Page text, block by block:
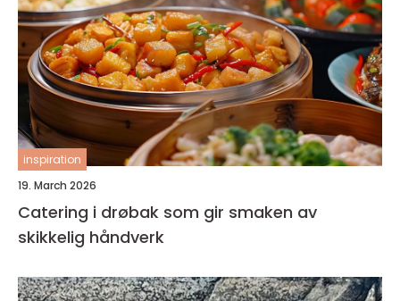
inspiration
19. March 2026
Catering i drøbak som gir smaken av
skikkelig håndverk